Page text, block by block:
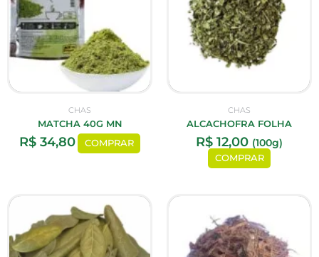
CHAS
MATCHA 40G MN
R$34,80 COMPRAR
CHAS
ALCACHOFRA FOLHA
R$ 12,00 (100g)
COMPRAR